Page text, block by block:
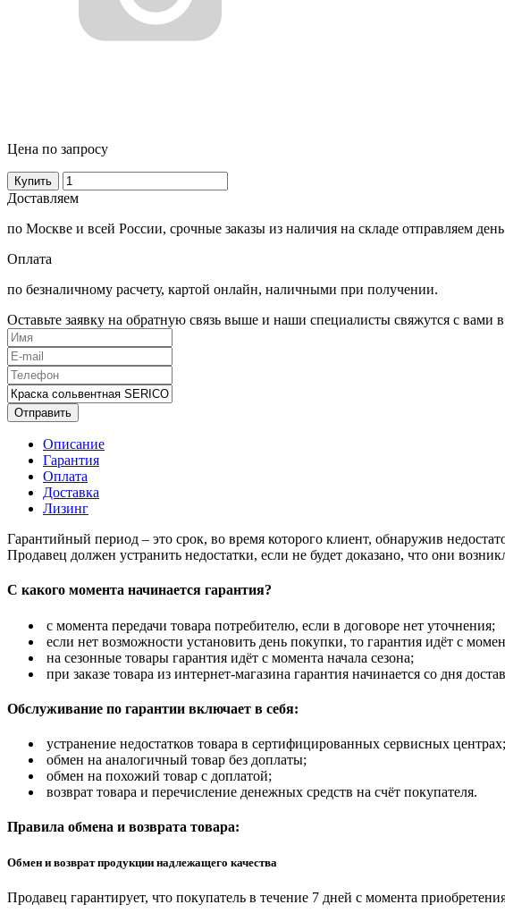
Цена по запросу
Купить
Доставляем
по Москве и всей России, срочные заказы из наличия на складе отправляем
Оплата
по безналичному расчету, картой онлайн, наличными при получении.
Оставьте заявку на обратную связь выше и наши специалисты свяжутся с вами
Отправить
Описание
Гарантия
Оплата
Доставка
Лизинг
Гарантийный период – это срок, во время которого клиент, обнаружив
Продавец должен устранить недостатки, если не будет доказано, что они
С какого момента начинается гарантия?
с момента передачи товара потребителю, если в договоре нет уточнения;
если нет возможности установить день покупки, то гарантия идёт с
на сезонные товары гарантия идёт с момента начала сезона;
при заказе товара из интернет-магазина гарантия начинается со дня
Обслуживание по гарантии включает в себя:
устранение недостатков товара в сертифицированных сервисных центрах;
обмен на аналогичный товар без доплаты;
обмен на похожий товар с доплатой;
возврат товара и перечисление денежных средств на счёт покупателя.
Правила обмена и возврата товара:
Обмен и возврат продукции надлежащего качества
Продавец гарантирует, что покупатель в течение 7 дней с момента